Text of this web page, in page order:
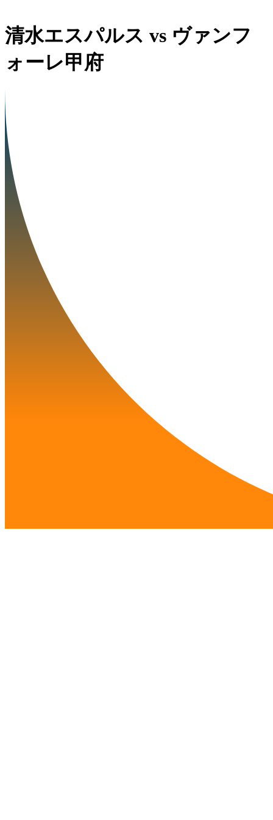
清水エスパルス vs ヴァンフ
ォーレ甲府